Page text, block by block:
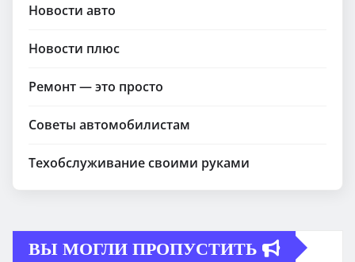
Новости авто
Новости плюс
Ремонт — это просто
Советы автомобилистам
Техобслуживание своими руками
ВЫ МОГЛИ ПРОПУСТИТЬ